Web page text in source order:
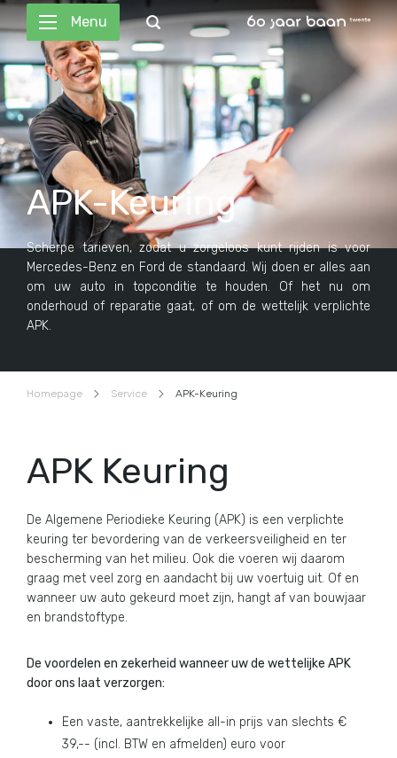
Menu
APK-Keuring
Scherpe tarieven, zodat u zorgeloos kunt rijden is voor
Mercedes-Benz en Ford de standaard. Wij doen er alles aan
om uw auto in topconditie te houden. Of het nu om
onderhoud of reparatie gaat, of om de wettelijk verplichte
APK.
Homepage Service APK-Keuring
APK Keuring
De Algemene Periodieke Keuring (APK) is een verplichte
keuring ter bevordering van de verkeersveiligheid en ter
bescherming van het milieu. Ook die voeren wij daarom
graag met veel zorg en aandacht bij uw voertuig uit. Of en
wanneer uw auto gekeurd moet zijn, hangt af van bouwjaar
en brandstoftype.
De voordelen en zekerheid wanneer uw de wettelijke APK
door ons laat verzorgen:
Een vaste, aantrekkelijke all-in prijs van slechts €
39,-- (incl. BTW en afmelden) euro voor